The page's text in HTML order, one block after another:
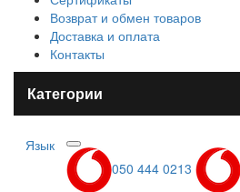
Возврат и обмен товаров
Доставка и оплата
Контакты
Категории
Язык
050 444 0213